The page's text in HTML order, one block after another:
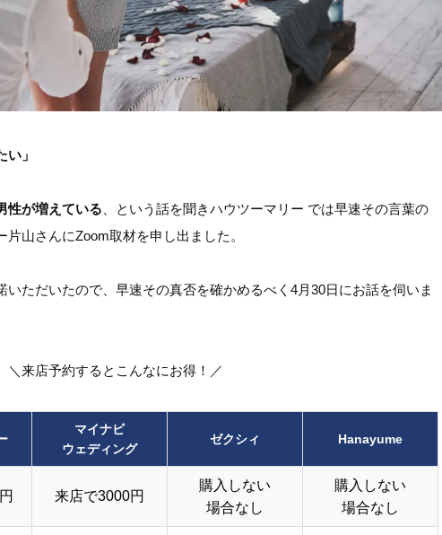
」
性が増えている 、という話を聞きハウツーマリー では早速その言葉の
山さんにZoom取材を申し出ました。
ただいたので、早速その真否を確かめるべく4月30日にお話を伺いま
＼来店予約するとこんなにお得！／
マイナビ
ウェディング
ゼクシィ Hanayume
来店で3000円
購入しない
場合なし
購入しない
場合なし